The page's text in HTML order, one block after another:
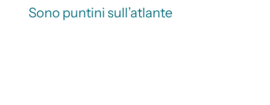
Sono puntini sull’atlante